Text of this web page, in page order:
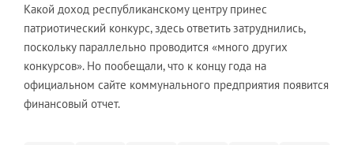
Какой доход республиканскому центру принес
патриотический конкурс, здесь ответить затруднились,
поскольку параллельно проводится «много других
конкурсов». Но пообещали, что к концу года на
официальном сайте коммунального предприятия появится
финансовый отчет.